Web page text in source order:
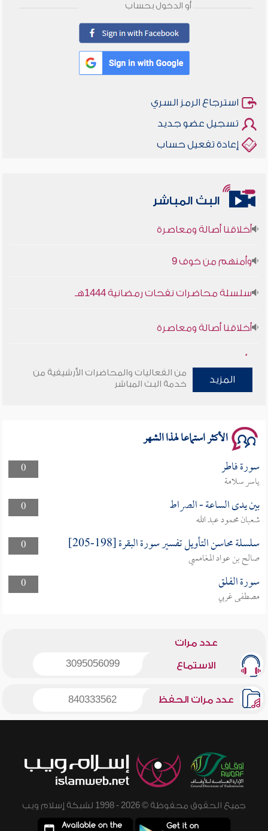
أو الدخول بحساب
استرجاع الرمز السري
تسجيل عضو جديد
إعادة تفعيل حساب
البث المباشر
أخلاقنا أصالة ومعاصرة
وأمنهم من خوف 9
سلسلة محاضرات نفحات رمضانية 1444هـ
أخلاقنا أصالة ومعاصرة
وأمنهم من خوف 9
سلسلة محاضرات نفحات رمضانية 1444هـ
المزيد
من الفعاليات والمحاضرات الأرشيفية من
خدمة البث المباشر
الأكثر استماعا لهذا الشهر
0 سورة فاطر
ياسر سلامة
0
بين يدى الساعة - الصراط
شعبان محمود عبد الله
0
سلسلة محاسن التأويل تفسير سورة البقرة [198-205]
صالح بن عواد المغامسي
0
سورة الفلق
مصطفى غربي
عدد مرات
الاستماع 3095056099
عدد مرات الحفظ 840333562
جميع الحقوق محفوظة © 2026 - 1998 لشبكة إسلام ويب